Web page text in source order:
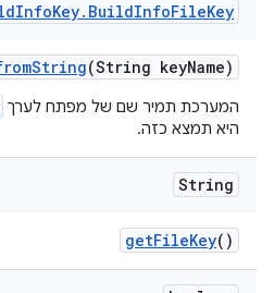
InfoKey. BuildInfoFileKey
String(String keyName)
המערכת תמיר שם של מפתח לערך
היא תמצא כזה.
String
getFileKey()